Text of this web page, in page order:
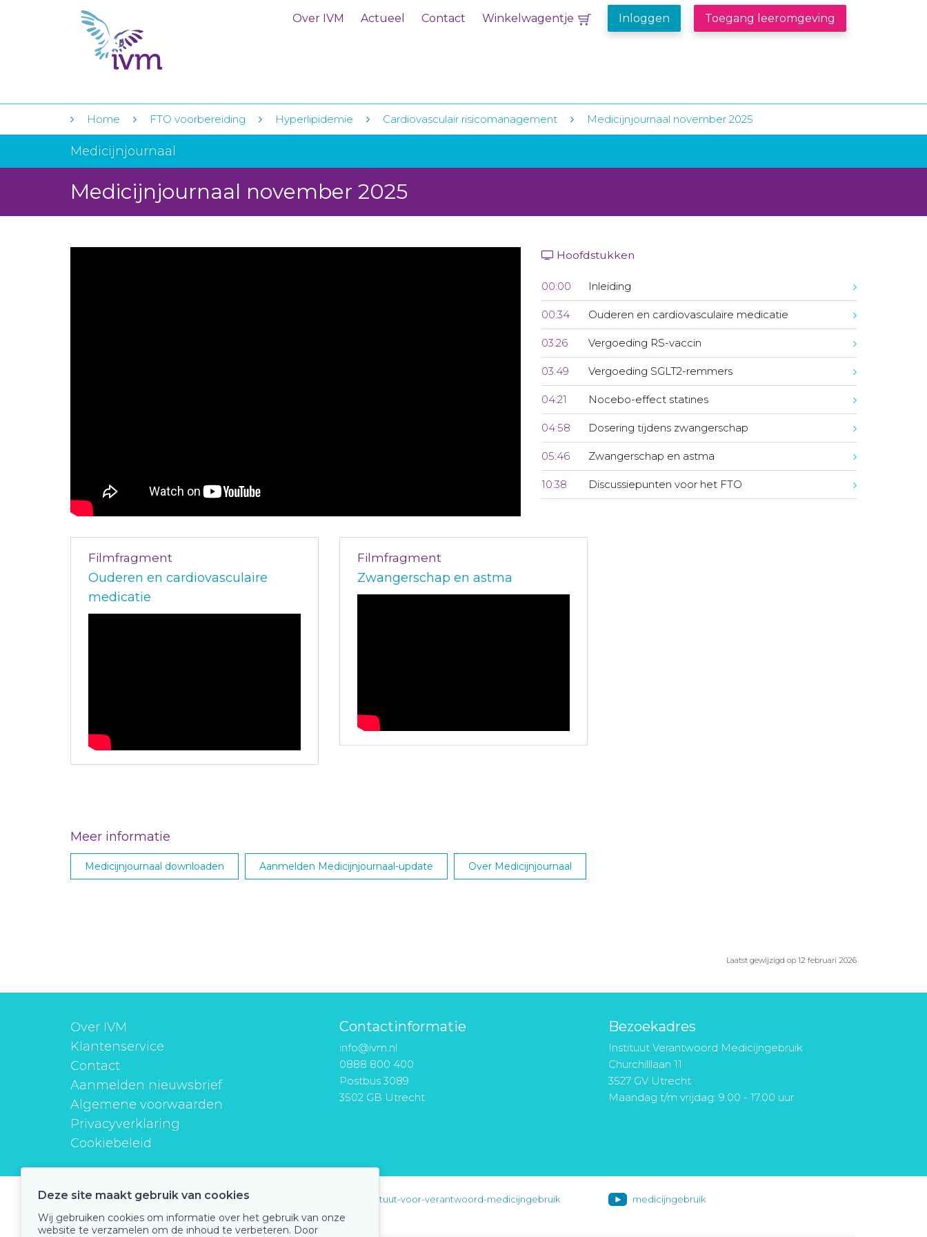
Over IVM Actueel Contact Winkelwagentje Inloggen Toegang leeromgeving
Home FTO voorbereiding Hyperlipidemie Cardiovasculair risicomanagement Medicijnjournaal november 2025
Medicijnjournaal
Medicijnjournaal november 2025
Hoofdstukken
00:00 Inleiding
00:34 Ouderen en cardiovasculaire medicatie
03:26 Vergoeding RS-vaccin
03:49 Vergoeding SGLT2-remmers
04:21 Nocebo-effect statines
04:58 Dosering tijdens zwangerschap
05:46 Zwangerschap en astma
10:38 Discussiepunten voor het FTO
Filmfragment
Ouderen en cardiovasculaire
medicatie
Filmfragment
Zwangerschap en astma
Meer informatie
Medicijnjournaal downloaden Aanmelden Medicijnjournaal-update Over Medicijnjournaal
Laatst gewijzigd op 12 februari 2026
Over IVM
Klantenservice
Contact
Aanmelden nieuwsbrief
Algemene voorwaarden
Privacyverklaring
Cookiebeleid
Contactinformatie
info@ivm.nl
0888 800 400
Postbus 3089
3502 GB Utrecht
Bezoekadres
Instituut Verantwoord Medicijngebruik
Churchilllaan 11
3527 GV Utrecht
Maandag t/m vrijdag: 9.00 - 17.00 uur
instituutverantwoordmedicijngebruik instituut-voor-verantwoord-medicijngebruik medicijngebruik
Deze site maakt gebruik van cookies
Wij gebruiken cookies om informatie over het gebruik van onze
website te verzamelen om de inhoud te verbeteren. Door